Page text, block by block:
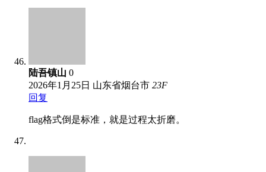
陆吾镇山 0
2026年1月25日 山东省烟台市 23F
回复
flag格式倒是标准，就是过程太折磨。